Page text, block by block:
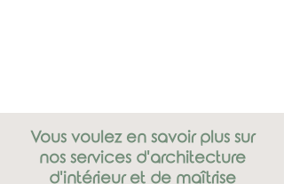
Vous voulez en savoir plus sur
nos services d'architecture
d'intérieur et de maîtrise